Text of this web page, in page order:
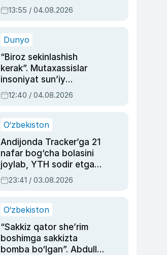
dublyaj ustasi Rimma
Ahmedovaning
13:55 / 04.08.2026
Dunyo
“Biroz sekinlashish
kerak”. Mutaxassislar
insoniyat sun’iy
intellektni boshqara
olmay qolishidan xavotir
12:40 / 04.08.2026
O‘zbekiston
Andijonda Tracker’ga 21
nafar bog‘cha bolasini
joylab, YTH sodir etgan
ayolga sud hukmi o‘qildi
23:41 / 03.08.2026
O‘zbekiston
“Sakkiz qator she’rim
boshimga sakkizta
bomba bo‘lgan”. Abdulla